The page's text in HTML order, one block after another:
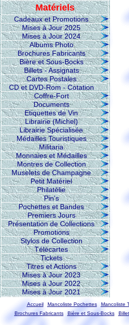
Matériels
Cadeaux et Promotions
Mises à Jour 2025
Mises à Jour 2024
Albums Photo
Brochures Fabricants
Bière et Sous-Bocks
Billets - Assignats
Cartes Postales
CD et DVD-Rom - Cotation
Coffre-Fort
Documents
Etiquettes de Vin
Librairie (Michel)
Librairie Spécialisée
Médailles Touristiques
Militaria
Monnaies et Médailles
Montres de Collection
Muselets de Champagne
Petit Matériel
Philatélie
Pin's
Pochettes et Bandes
Premiers Jours
Présentation de Collections
Promotions
Stylos de Collection
Télécartes
Tickets
Titres et Actions
Mises à Jour 2023
Mises à Jour 2022
Mises à Jour 2021
Accueil Mancoliste Pochettes Mancoliste
Brochures Fabricants
Bière et Sous-Bocks